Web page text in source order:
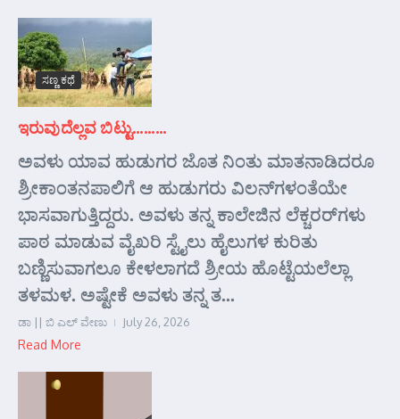
ಸಣ್ಣ ಕಥೆ
ಇರುವುದೆಲ್ಲವ ಬಿಟ್ಟು………
ಅವಳು ಯಾವ ಹುಡುಗರ ಜೊತ ನಿಂತು ಮಾತನಾಡಿದರೂ
ಶ್ರೀಕಾಂತನಪಾಲಿಗೆ ಆ ಹುಡುಗರು ವಿಲನ್‌ಗಳಂತೆಯೇ
ಭಾಸವಾಗುತ್ತಿದ್ದರು. ಅವಳು ತನ್ನ ಕಾಲೇಜಿನ ಲೆಕ್ಚರರ್‌ಗಳು
ಪಾಠ ಮಾಡುವ ವೈಖರಿ ಸ್ಟೈಲು ಹೈಲುಗಳ ಕುರಿತು
ಬಣ್ಣಿಸುವಾಗಲೂ ಕೇಳಲಾಗದೆ ಶ್ರೀಯ ಹೊಟ್ಟೆಯಲೆಲ್ಲಾ
ತಳಮಳ. ಅಷ್ಟೇಕೆ ಅವಳು ತನ್ನ ತ...
ಡಾ || ಬಿ ಎಲ್ ವೇಣು July 26, 2026
Read More